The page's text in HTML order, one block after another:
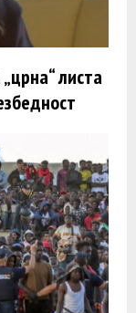
листа